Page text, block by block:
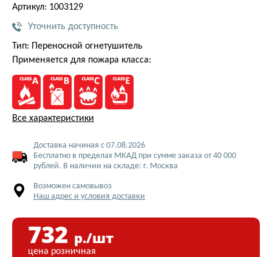
Артикул: 1003129
Уточнить доступность
Тип: Переносной огнетушитель
Применяется для пожара класса:
Все характеристики
Доставка начиная с 07.08.2026
Бесплатно в пределах МКАД при сумме заказа от 40 000
рублей. В наличии на складе: г. Москва
Возможен самовывоз
Наш адрес и условия доставки
732 р./шт
цена розничная